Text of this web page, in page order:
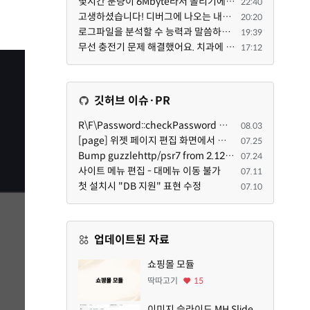
고생하셨습니다! 디버그에 나오는 내용을 올려주셨다면 도움을 드릴 수 있었을지도 모르지만, 아무래도 댓글... 20:20
로그파일을 분석할 수 능력과 말씀하신 방법으로 문제점을 찾아도 ... 이게 뭔말인지 이해할 수 없는 상황이... 19:39
무선 충전기 문제 해결했어요. 치과에 다녀오는 길에 KT 매장에 잠깐 들렀어요. KT매장에 물어보니까 그 원... 17:12
깃허브 이슈·PR
R\F\Password::checkPassword 함수 해시 알고리즘을 암시적으로 호출하는 경우 Argon2id 해시 비교 실패 08.03
[page] 위젯 페이지 편집 화면에서 위젯이 Context의 module_info를 덮어쓰면 저장이 ERR_ACT_IS_NOT_STANDALONE으로 실패 07.25
Bump guzzlehttp/psr7 from 2.12.1 to 2.12.3 in /common 07.24
사이트 메뉴 편집 - 대메뉴 이동 불가 07.11
첫 설치시 "DB 지원" 표현 수정 07.10
업데이트된 자료
쇼핑몰 모듈
딱따고기 15